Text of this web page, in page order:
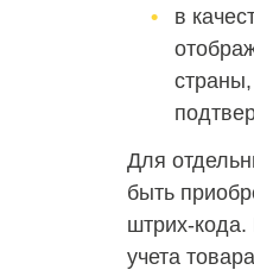
в
Для
быть
штрих-кода.
учета